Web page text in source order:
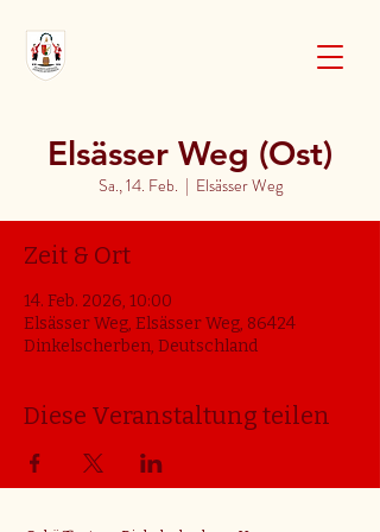
Elsässer Weg (Ost)
Sa., 14. Feb.
  |
Elsässer Weg
Zeit & Ort
14. Feb. 2026, 10:00
Elsässer Weg, Elsässer Weg, 86424
Dinkelscherben, Deutschland
Diese Veranstaltung teilen